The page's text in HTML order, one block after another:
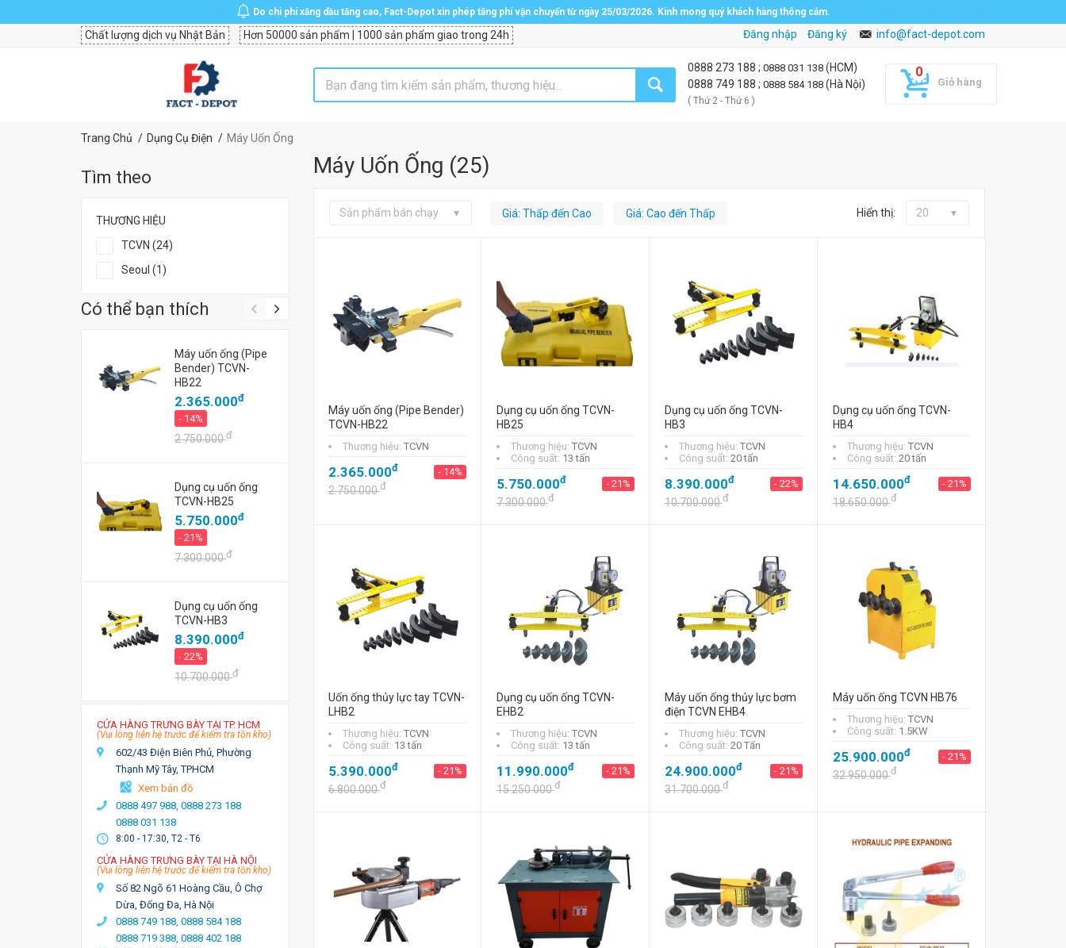
Do chi phí xăng dầu tăng cao, Fact-Depot xin phép tăng phí vận chuyển từ ngày 25/03/2026. Kính mong quý khách hàng thông cảm.
Chất lượng dịch vụ Nhật Bản Hơn 50000 sản phẩm | 1000 sản phẩm giao trong 24h Đăng nhập Đăng ký info@fact-depot.com
Giỏ hàng
0888 273 188 ; 0888 031 138 (HCM)
0888 749 188 ; 0888 584 188 (Hà Nội)
( Thứ 2 - Thứ 6 )
Trang Chủ Dụng Cụ Điện Máy Uốn Ống
Tìm theo
THƯƠNG HIỆU
TCVN (24)
Seoul (1)
Có thể bạn thích
Máy uốn ống (Pipe
Bender) TCVN-
HB22
2.365.000đ
- 14%
2.750.000đ
Dụng cụ uốn ống
TCVN-HB25
5.750.000đ
- 21%
7.300.000đ
Dụng cụ uốn ống
TCVN-HB3
8.390.000đ
- 22%
10.700.000đ
Dụng cụ uốn ống
- 21%
18.650.000
Uốn ống thủy lực
tay TCVN-LHB2
CỬA HÀNG TRƯNG BÀY TẠI TP. HCM
(Vui lòng liên hệ trước để kiểm tra tồn kho)
602/43 Điện Biên Phủ, Phường
Thạnh Mỹ Tây, TPHCM
Xem bản đồ
0888 497 988, 0888 273 188
0888 031 138
8:00 - 17:30, T2 - T6
CỬA HÀNG TRƯNG BÀY TẠI HÀ NỘI
(Vui lòng liên hệ trước để kiểm tra tồn kho)
Số 82 Ngõ 61 Hoàng Cầu, Ô Chợ
Dừa, Đống Đa, Hà Nội
0888 749 188, 0888 584 188
0888 719 388, 0888 402 188
Máy Uốn Ống (25)
Hiển thị: 20
Sản phẩm bán chạy Giá: Thấp đến Cao Giá: Cao đến Thấp
Máy uốn ống (Pipe Bender)
TCVN-HB22
Thương hiệu: TCVN
2.365.000đ - 14%
2.750.000đ
Dụng cụ uốn ống TCVN-
HB25
Thương hiệu: TCVN
Công suất: 13 tấn
5.750.000đ - 21%
7.300.000đ
Dụng cụ uốn ống TCVN-
HB3
Thương hiệu: TCVN
Công suất: 20 tấn
8.390.000đ - 22%
10.700.000đ
Dụng cụ uốn ống TCVN-
HB4
Thương hiệu: TCVN
Công suất: 20 tấn
14.650.000đ - 21%
18.650.000đ
Uốn ống thủy lực tay TCVN-
LHB2
Thương hiệu: TCVN
Công suất: 13 tấn
5.390.000đ - 21%
6.800.000đ
Dụng cụ uốn ống TCVN-
EHB2
Thương hiệu: TCVN
Công suất: 13 tấn
11.990.000đ - 21%
15.250.000đ
Máy uốn ống thủy lực bơm
điện TCVN EHB4
Thương hiệu: TCVN
Công suất: 20 Tấn
24.900.000đ - 21%
31.700.000đ
Máy uốn ống TCVN HB76
Thương hiệu: TCVN
Công suất: 1.5KW
25.900.000đ - 21%
32.950.000đ